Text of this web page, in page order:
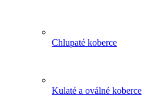
Chlupaté koberce
Kulaté a oválné koberce